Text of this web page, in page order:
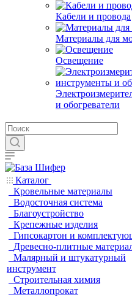
Кабели и провода
Материалы для
Освещение
и обогреватели
Каталог
Кровельные материалы
Водосточная система
Благоустройство
Крепежные изделия
Гипсокартон и
Древесно-плитные
Малярный и штукатурный
инструмент
Строительная химия
Металлопрокат